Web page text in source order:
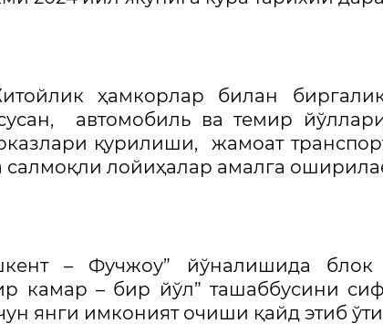
ҳамкорлар билан
автомобиль ва темир
қурилиши, жамоат
лойиҳалар амалга
– Фучжоу” йўналишида блок
камар – бир йўл” ташаббусини
янги имконият очиши қайд этиб